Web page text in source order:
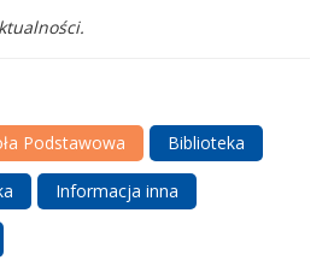
Podstawowa Biblioteka
Informacja inna